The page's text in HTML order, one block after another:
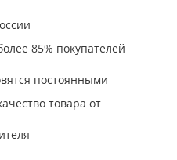
постоянными